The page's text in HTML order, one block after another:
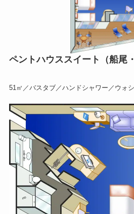
ペントハウススイート（船尾
51㎡／バスタブ／ハンドシャワー／ウォ